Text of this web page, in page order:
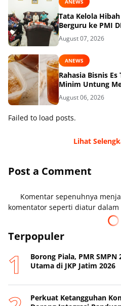
ANEWS
Tata Kelola Hibah
Berguru ke PMI
August 07, 2026
ANEWS
Rahasia Bisnis
Minim Untung
August 06, 2026
Failed to load posts.
Lihat
Post a Comment
Komentar sepenuhnya
komentator seperti diatur dalam
Terpopuler
Borong Piala, PMR
Utama di JKP Jatim 2026
Perkuat Ketangguhan